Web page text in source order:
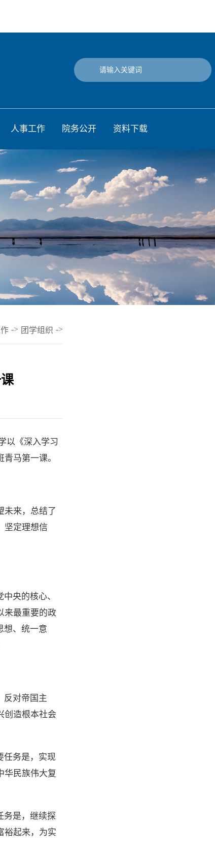
人事工作 院务公开 资料下载
-> 团学组织 ->
以《深入学习
马第一课。
未来，总结了
坚定理想信
央的核心、
来最重要的政
想、统一意
反对帝国主
创造根本社会
任务是，实现
华民族伟大复
务是，继续探
裕起来，为实